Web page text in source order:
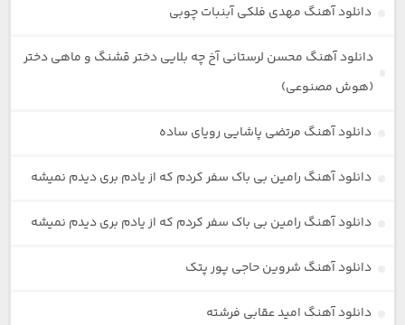
دانلود آهنگ مهدی فلکی آبنبات چوبی
دانلود آهنگ محسن لرستانی آخ چه بلایی دختر قشنگ و ماهی دختر
(هوش مصنوعی)
دانلود آهنگ مرتضی پاشایی رویای ساده
دانلود آهنگ رامین بی باک سفر کردم که از یادم بری دیدم نمیشه
دانلود آهنگ رامین بی باک سفر کردم که از یادم بری دیدم نمیشه
دانلود آهنگ شروین حاجی پور پتک
دانلود آهنگ امید عقابی فرشته